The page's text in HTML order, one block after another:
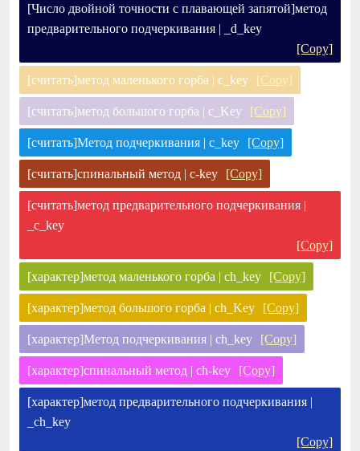
[Число двойной точности с плавающей запятой]метод
предварительного подчеркивания | _d_key
[Copy]
[считать]метод маленького горба | c_key [Copy]
[считать]метод большого горба | c_Key [Copy]
[считать]Метод подчеркивания | c_key [Copy]
[считать]спинальный метод | c-key [Copy]
[считать]метод предварительного подчеркивания |
_c_key
[Copy]
[характер]метод маленького горба | ch_key [Copy]
[характер]метод большого горба | ch_Key [Copy]
[характер]Метод подчеркивания | ch_key [Copy]
[характер]спинальный метод | ch-key [Copy]
[характер]метод предварительного подчеркивания |
_ch_key
[Copy]